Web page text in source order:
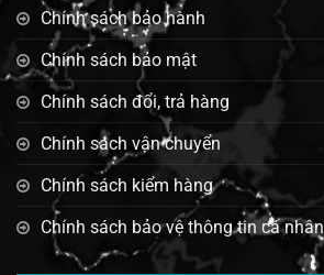
Chính sách bảo hành
Chính sách bảo mật
Chính sách đổi, trả hàng
Chính sách vận chuyển
Chính sách kiểm hàng
Chính sách bảo vệ thông tin cá nhân